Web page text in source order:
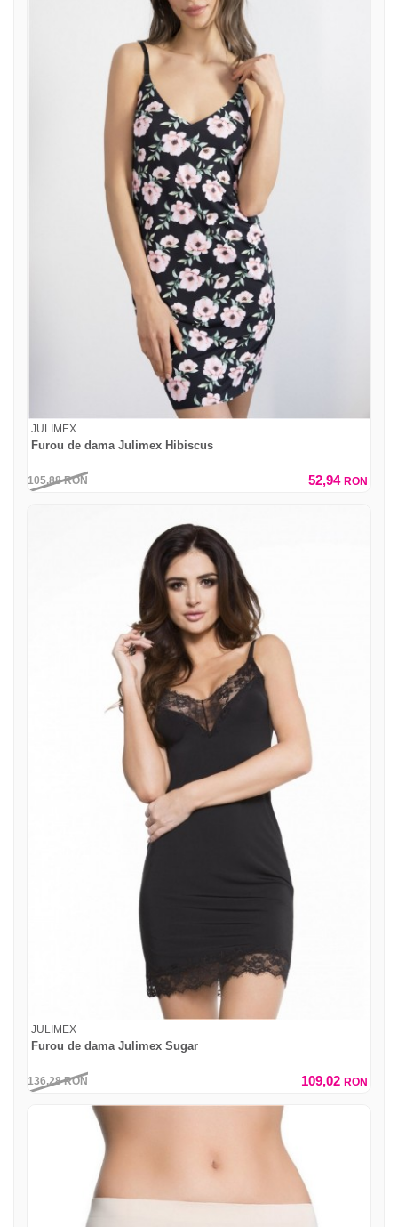
JULIMEX
Furou de dama Julimex Hibiscus
105,88RON 52,94 RON
JULIMEX
Furou de dama Julimex Sugar
136,28RON 109,02 RON